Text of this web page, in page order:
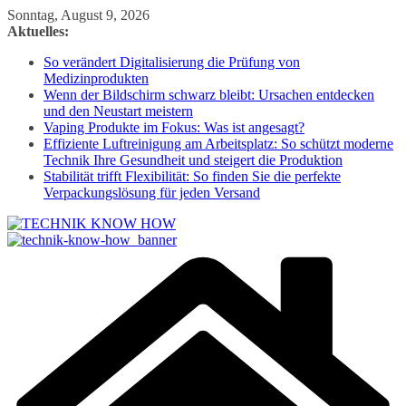
Zum
Inhalt
Sonntag, August 9, 2026
Aktuelles:
So verändert Digitalisierung die Prüfung von
Medizinprodukten
Wenn der Bildschirm schwarz bleibt: Ursachen entdecken
und den Neustart meistern
Vaping Produkte im Fokus: Was ist angesagt?
Effiziente Luftreinigung am Arbeitsplatz: So schützt moderne
Technik Ihre Gesundheit und steigert die Produktion
Stabilität trifft Flexibilität: So finden Sie die perfekte
Verpackungslösung für jeden Versand